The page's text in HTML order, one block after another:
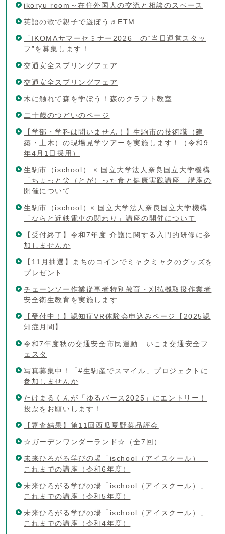
ikoryu room～在住外国人の交流と相談のスペース
英語の歌で親子で遊ぼう♬ETM
「IKOMAサマーセミナー2026」の“当日運営スタッ
フ”を募集します！
交通安全スプリングフェア
交通安全スプリングフェア
木に触れて森を学ぼう！森のクラフト教室
二十歳のつどいのページ
【学部・学科は問いません！】生駒市の技術職（建
築・土木）の現場見学ツアーを実施します！（令和9
年4月1日採用）
生駒市（ischool） × 国立大学法人奈良国立大学機構
「ちょっと尖（とが）った食と健康実践講座」講座の
開催について
生駒市（ischool）× 国立大学法人奈良国立大学機構
「ならと近鉄電車の関わり」講座の開催について
【受付終了】令和7年度 介護に関する入門的研修に参
加しませんか
【11月抽選】まちのコインでミャクミャクのグッズを
プレゼント
チェーンソー作業従事者特別教育・刈払機取扱作業者
安全衛生教育を実施します
【受付中！】認知症VR体験会申込みページ【2025認
知症月間】
令和7年度秋の交通安全市民運動 いこま交通安全フ
ェスタ
写真募集中！「#生駒産でスマイル」プロジェクトに
参加しませんか
たけまるくんが「ゆるバース2025」にエントリー！
投票をお願いします！
【審査結果】第11回西瓜夏野菜品評会
☆ガーデンワンダーランド☆（全7回）
未来ひろがる学びの場「ischool（アイスクール）」
これまでの講座（令和6年度）
未来ひろがる学びの場「ischool（アイスクール）」
これまでの講座（令和5年度）
未来ひろがる学びの場「ischool（アイスクール）」
これまでの講座（令和4年度）